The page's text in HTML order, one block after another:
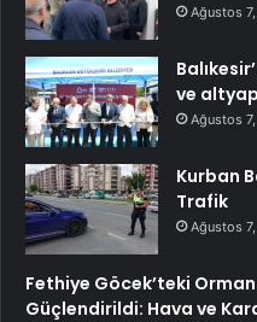
Ağustos
ve
Ağustos
Kurban
Trafik
Ağustos
Fethiye Göcek’teki
Güçlendirildi: Hava ve